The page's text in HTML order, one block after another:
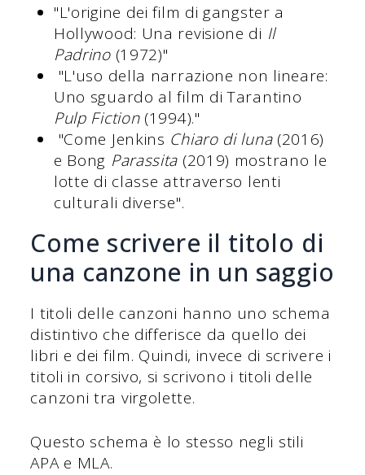
"L'origine dei film di gangster a
Hollywood: Una revisione di Il
Padrino (1972)"
"L'uso della narrazione non lineare:
Uno sguardo al film di Tarantino
Pulp Fiction(1994)."
"Come Jenkins Chiaro di luna(2016)
e Bong Parassita (2019) mostrano le
lotte di classe attraverso lenti
culturali diverse".
Come scrivere il titolo di
una canzone in un saggio
I titoli delle canzoni hanno uno schema
distintivo che differisce da quello dei
libri e dei film. Quindi, invece di scrivere i
titoli in corsivo, si scrivono i titoli delle
canzoni tra virgolette.
Questo schema è lo stesso negli stili
APA e MLA.